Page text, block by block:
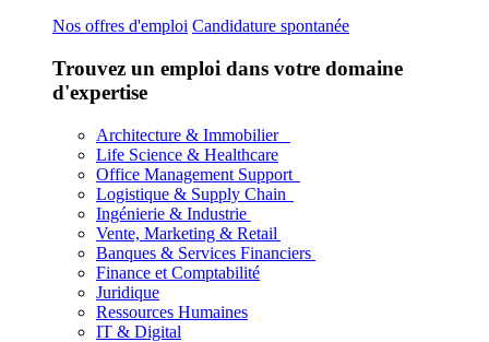
Nos offres d'emploi Candidature spontanée
Trouvez un emploi dans votre domaine
d'expertise
Architecture & Immobilier
Life Science & Healthcare
Office Management Support
Logistique & Supply Chain
Ingénierie & Industrie
Vente, Marketing & Retail
Banques & Services Financiers
Finance et Comptabilité
Juridique
Ressources Humaines
IT & Digital